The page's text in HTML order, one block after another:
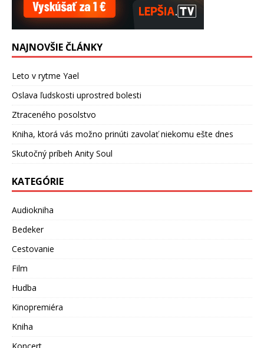
NAJNOVŠIE ČLÁNKY
Leto v rytme Yael
Oslava ľudskosti uprostred bolesti
Ztraceného posolstvo
Kniha, ktorá vás možno prinúti zavolať niekomu ešte dnes
Skutočný príbeh Anity Soul
KATEGÓRIE
Audiokniha
Bedeker
Cestovanie
Film
Hudba
Kinopremiéra
Kniha
Koncert